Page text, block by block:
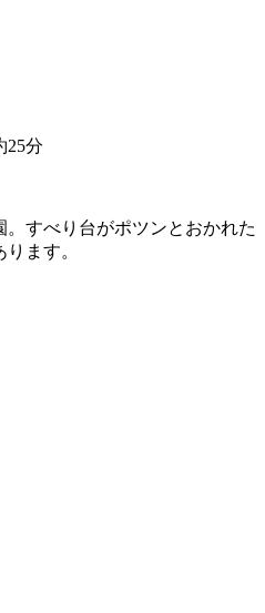
25分
すべり台がポツンとおかれた
ます。